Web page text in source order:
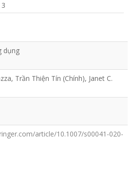
3
dụng
Trần Thiện Tín (Chính), Janet C.
article/10.1007/s00041-020-